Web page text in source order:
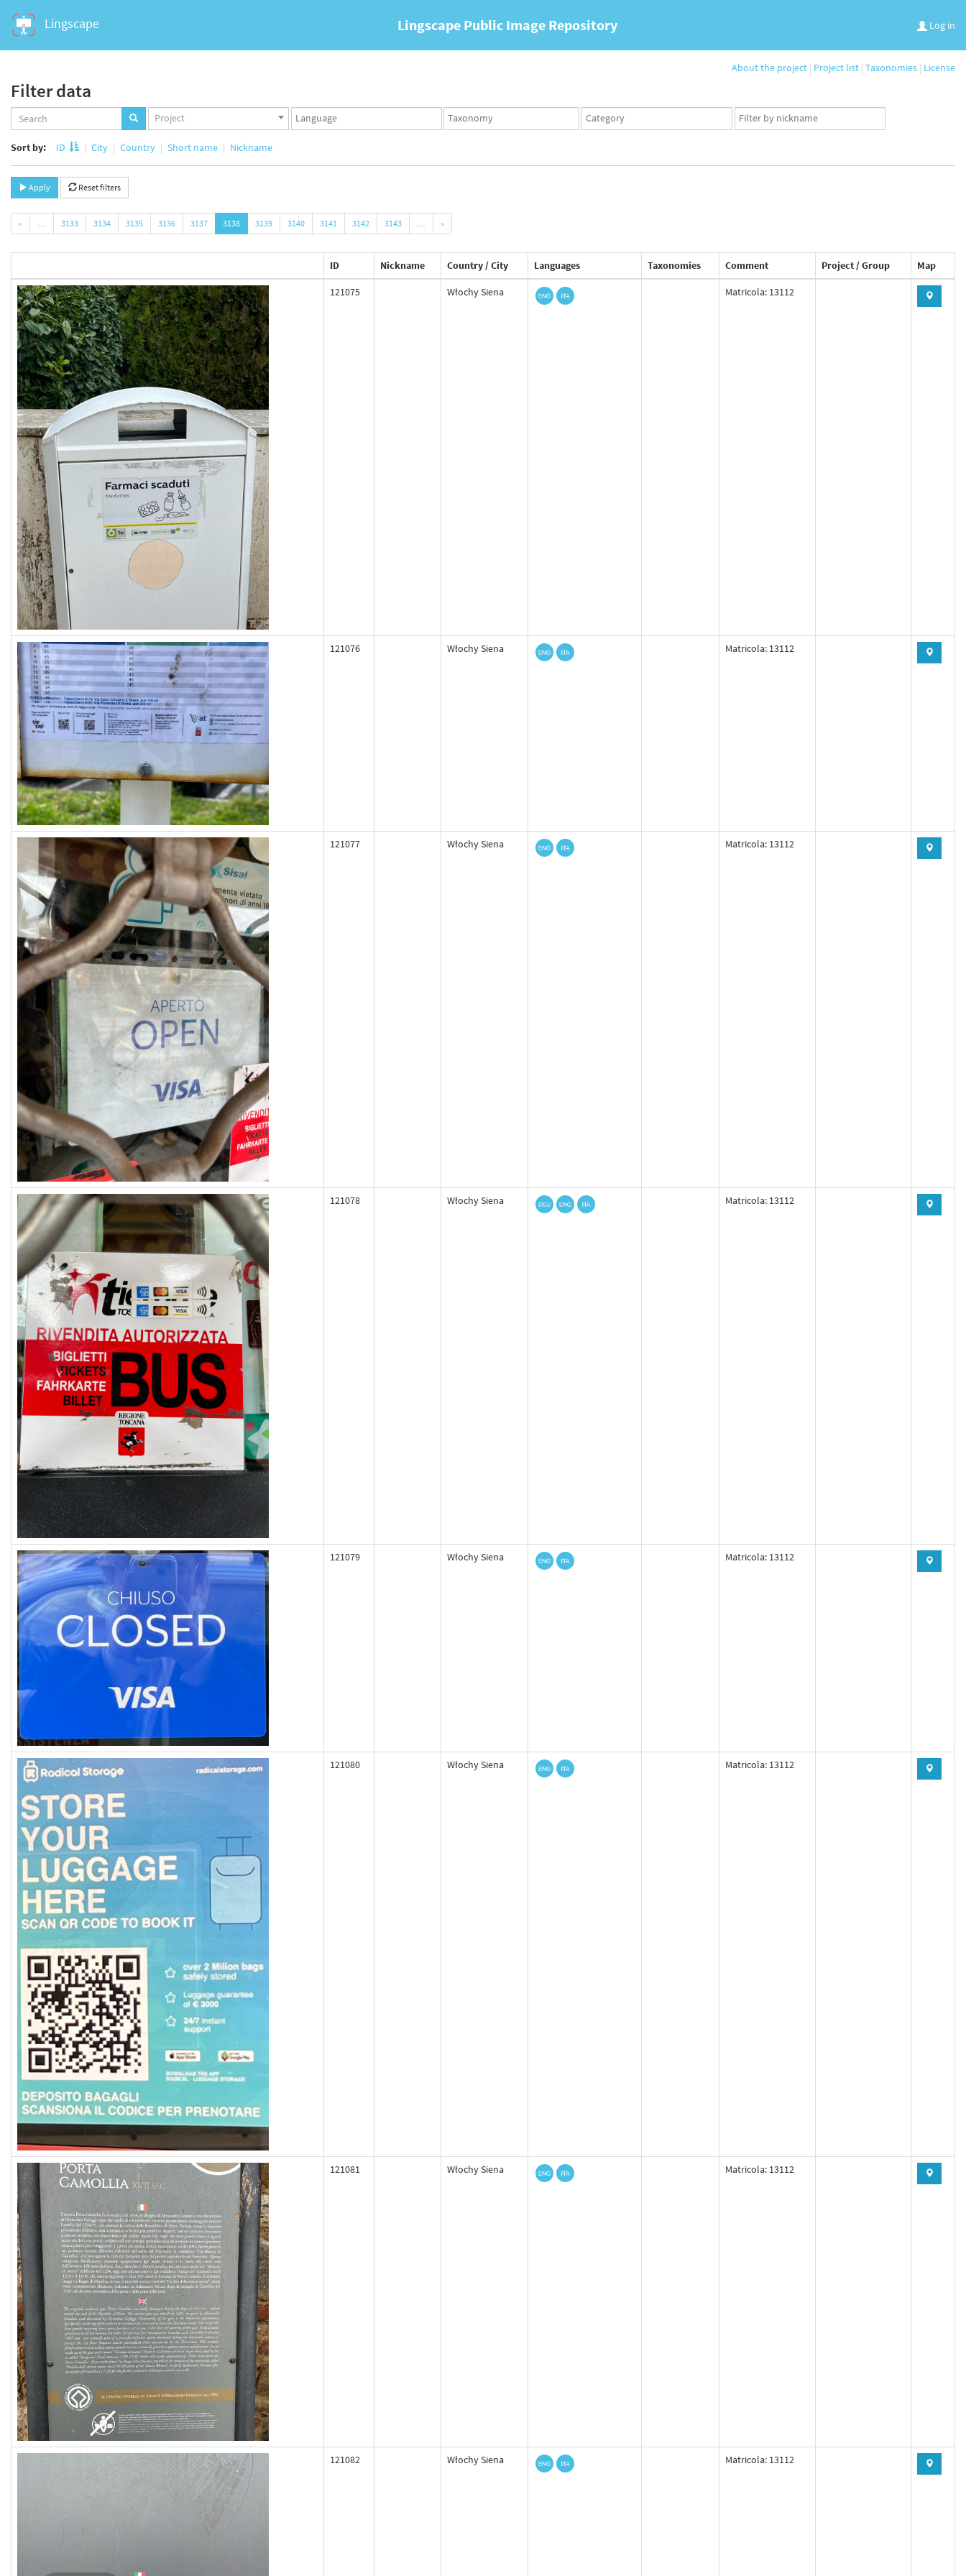
Lingscape Log in
Lingscape Public Image Repository
About the project | Project list | Taxonomies | License
Filter data
Projects
set
Project
Languages
set
Taxonomy
set
Taxonomy
term
App
user
Sort by: ID City Country Short name Nickname
Apply Reset filters
« … 3133 3134 3135 3136 3137 3138 3139 3140 3141 3142 3143 … »
ID Nickname Country / City Languages Taxonomies Comment Project / Group Map
121075 Włochy Siena Matricola: 13112
121076 Włochy Siena Matricola: 13112
121077 Włochy Siena Matricola: 13112
121078 Włochy Siena Matricola: 13112
121079 Włochy Siena Matricola: 13112
121080 Włochy Siena Matricola: 13112
121081 Włochy Siena Matricola: 13112
121082 Włochy Siena Matricola: 13112